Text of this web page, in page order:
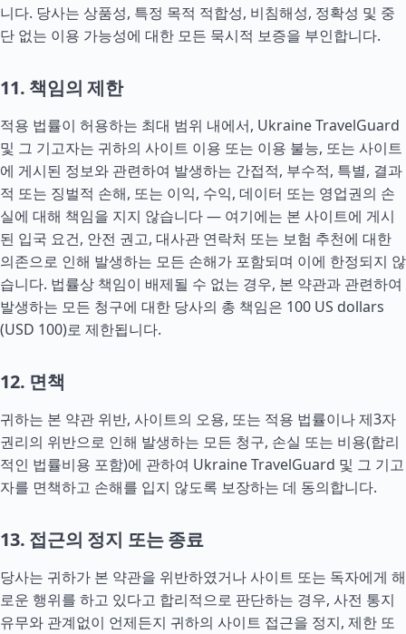
니다. 당사는 상품성, 특정 목적 적합성, 비침해성, 정확성 및 중
단 없는 이용 가능성에 대한 모든 묵시적 보증을 부인합니다.
11. 책임의 제한
적용 법률이 허용하는 최대 범위 내에서, Ukraine TravelGuard
및 그 기고자는 귀하의 사이트 이용 또는 이용 불능, 또는 사이트
에 게시된 정보와 관련하여 발생하는 간접적, 부수적, 특별, 결과
적 또는 징벌적 손해, 또는 이익, 수익, 데이터 또는 영업권의 손
실에 대해 책임을 지지 않습니다 — 여기에는 본 사이트에 게시
된 입국 요건, 안전 권고, 대사관 연락처 또는 보험 추천에 대한
의존으로 인해 발생하는 모든 손해가 포함되며 이에 한정되지 않
습니다. 법률상 책임이 배제될 수 없는 경우, 본 약관과 관련하여
발생하는 모든 청구에 대한 당사의 총 책임은 100 US dollars
(USD 100)로 제한됩니다.
12. 면책
귀하는 본 약관 위반, 사이트의 오용, 또는 적용 법률이나 제3자
권리의 위반으로 인해 발생하는 모든 청구, 손실 또는 비용(합리
적인 법률비용 포함)에 관하여 Ukraine TravelGuard 및 그 기고
자를 면책하고 손해를 입지 않도록 보장하는 데 동의합니다.
13. 접근의 정지 또는 종료
당사는 귀하가 본 약관을 위반하였거나 사이트 또는 독자에게 해
로운 행위를 하고 있다고 합리적으로 판단하는 경우, 사전 통지
유무와 관계없이 언제든지 귀하의 사이트 접근을 정지, 제한 또